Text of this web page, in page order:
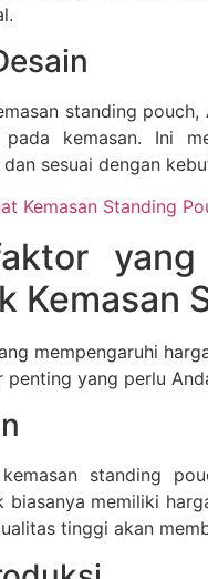
standing
kemasan. Ini
sesuai dengan
Kemasan Standing
yang
Kemasan
mempengaruhi
yang perlu
standing
biasanya memiliki
tinggi akan